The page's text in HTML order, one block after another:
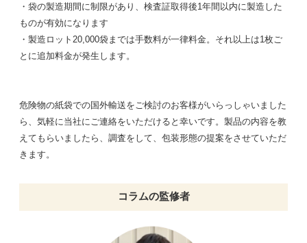
・袋の製造期間に制限があり、検査証取得後1年間以内に製造した
ものが有効になります
・製造ロット20,000袋までは手数料が一律料金。それ以上は1枚ご
とに追加料金が発生します。
危険物の紙袋での国外輸送をご検討のお客様がいらっしゃいました
ら、気軽に当社にご連絡をいただけると幸いです。製品の内容を教
えてもらいましたら、調査をして、包装形態の提案をさせていただ
きます。
コラムの監修者